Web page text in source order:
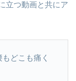
立つ動画と共にア
どこも痛く